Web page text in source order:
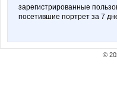
зарегистрированные
посетившие портрет за 7
©